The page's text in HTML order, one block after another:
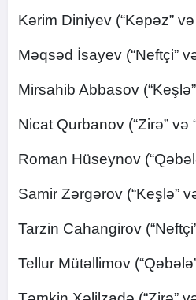
Kərim Diniyev (“Kəpəz” və
Məqsəd İsayev (“Neftçi”
Mirsahib Abbasov
Nicat Qurbanov (“Zirə” və
Roman Hüseynov
Samir Zərgərov (“Keşlə”
Tarzin Cahangirov
Tellur Mütəllimov